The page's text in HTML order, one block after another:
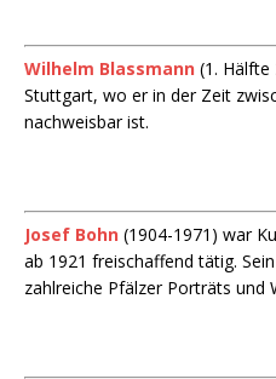
Wilhelm Blassmann (1. Hälfte
Stuttgart, wo er in der Zeit
nachweisbar ist.
Josef Bohn (1904-1971) war
ab 1921 freischaffend tätig.
zahlreiche Pfälzer Porträts und